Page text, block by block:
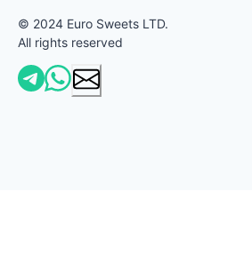
© 2024 Euro Sweets LTD.
All rights reserved